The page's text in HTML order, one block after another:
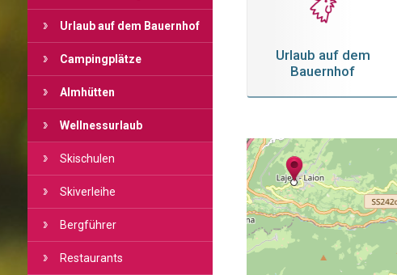
Urlaub auf dem Bauernhof
Campingplätze
Almhütten
Wellnessurlaub
Skischulen
Skiverleihe
Bergführer
Restaurants
Urlaub auf dem
Bauernhof